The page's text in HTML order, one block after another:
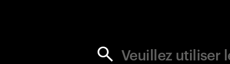
Veuillez utiliser